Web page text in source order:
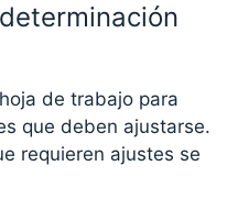
de trabajo para
que deben ajustarse.
requieren ajustes se